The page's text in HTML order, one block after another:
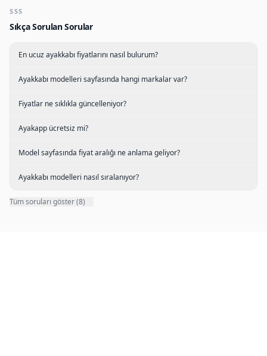
SSS
Sıkça Sorulan Sorular
En ucuz ayakkabı fiyatlarını nasıl bulurum?
Ayakkabı modelleri sayfasında hangi markalar var?
Fiyatlar ne sıklıkla güncelleniyor?
Ayakapp ücretsiz mi?
Model sayfasında fiyat aralığı ne anlama geliyor?
Ayakkabı modelleri nasıl sıralanıyor?
Tüm soruları göster (8)